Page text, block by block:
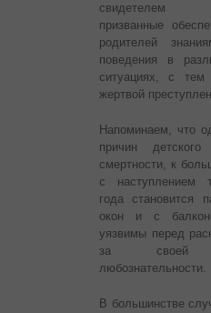
свидетелем
призванные
родителей
поведения в
ситуациях, с
жертвой
Напоминаем, что
причин
смертности, к
с наступлением
года становится
окон и с
уязвимы перед
за своей
любознательности.
В большинстве